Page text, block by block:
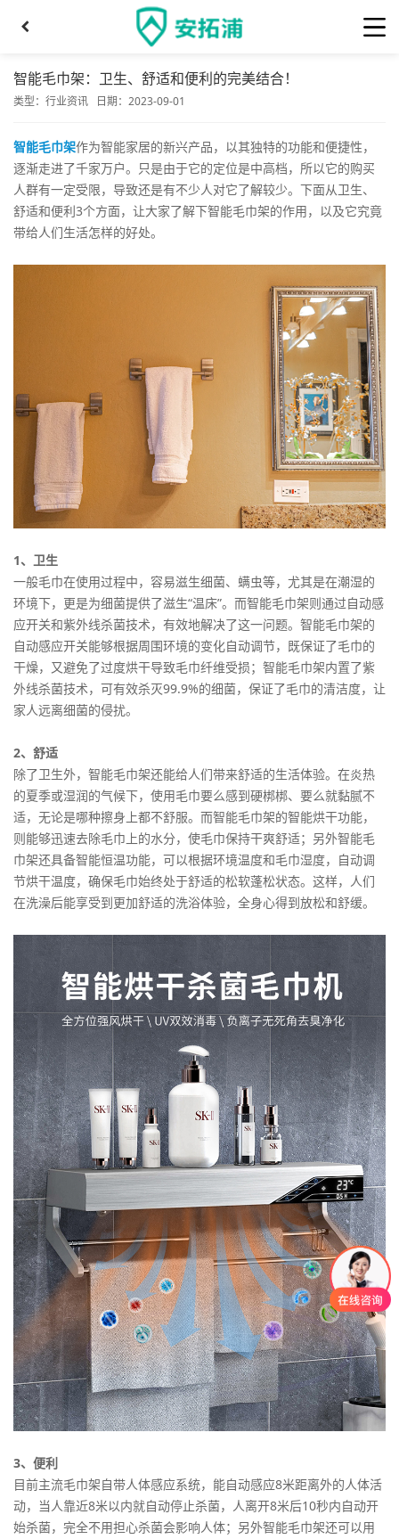
智能毛巾架：卫生、舒适和便利的完美结合！
类型： 行业资讯 日期：2023-09-01
智能毛巾架作为智能家居的新兴产品，以其独特的功能和便捷性，
逐渐走进了千家万户。只是由于它的定位是中高档，所以它的购买
人群有一定受限，导致还是有不少人对它了解较少。下面从卫生、
舒适和便利3个方面，让大家了解下智能毛巾架的作用，以及它究竟
带给人们生活怎样的好处。
1、卫生
一般毛巾在使用过程中，容易滋生细菌、螨虫等，尤其是在潮湿的
环境下，更是为细菌提供了滋生“温床”。而智能毛巾架则通过自动感
应开关和紫外线杀菌技术，有效地解决了这一问题。智能毛巾架的
自动感应开关能够根据周围环境的变化自动调节，既保证了毛巾的
干燥，又避免了过度烘干导致毛巾纤维受损；智能毛巾架内置了紫
外线杀菌技术，可有效杀灭99.9%的细菌，保证了毛巾的清洁度，让
家人远离细菌的侵扰。
2、舒适
除了卫生外，智能毛巾架还能给人们带来舒适的生活体验。在炎热
的夏季或湿润的气候下，使用毛巾要么感到硬梆梆、要么就黏腻不
适，无论是哪种擦身上都不舒服。而智能毛巾架的智能烘干功能，
则能够迅速去除毛巾上的水分，使毛巾保持干爽舒适；另外智能毛
巾架还具备智能恒温功能，可以根据环境温度和毛巾湿度，自动调
节烘干温度，确保毛巾始终处于舒适的松软蓬松状态。这样，人们
在洗澡后能享受到更加舒适的洗浴体验，全身心得到放松和舒缓。
3、便利
目前主流毛巾架自带人体感应系统，能自动感应8米距离外的人体活
动，当人靠近8米以内就自动停止杀菌，人离开8米后10秒内自动开
始杀菌，完全不用担心杀菌会影响人体；另外智能毛巾架还可以用